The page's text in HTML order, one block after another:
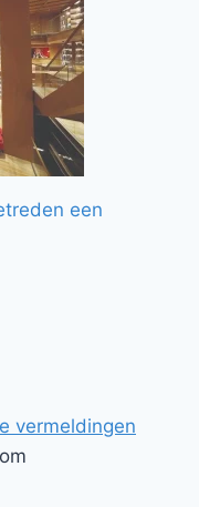
een
vermeldingen